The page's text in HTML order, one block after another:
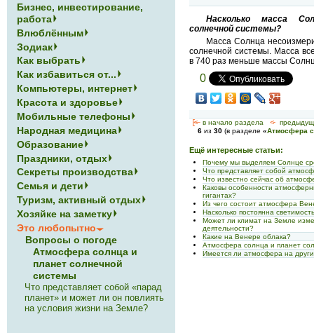
Насколько масса
солнечной системы?
Масса Солнца
солнечной системы. Масса
в 740 раз меньше массы
0
[<— в начало раздела <-
6из 30(в разделе «Атмосфера
Ещё интересные статьи:
Почему мы выделяем Солнце
Что представляет собой
Что известно сейчас об
Каковы особенности
гигантах?
Из чего состоит атмосфера
Насколько постоянна
Может ли климат на Земле
деятельности?
Какие на Венере облака?
Атмосфера солнца и планет
Имеется ли атмосфера на
Бизнес, инвестирование,
работа
Влюблённым
Зодиак
Как выбрать
Как избавиться от...
Компьютеры, интернет
Красота и здоровье
Мобильные телефоны
Народная медицина
Образование
Праздники, отдых
Секреты производства
Семья и дети
Туризм, активный отдых
Хозяйке на заметку
Это любопытно
Вопросы о погоде
Атмосфера солнца и
планет солнечной
системы
Что представляет собой «парад
планет» и может ли он повлиять
на условия жизни на Земле?